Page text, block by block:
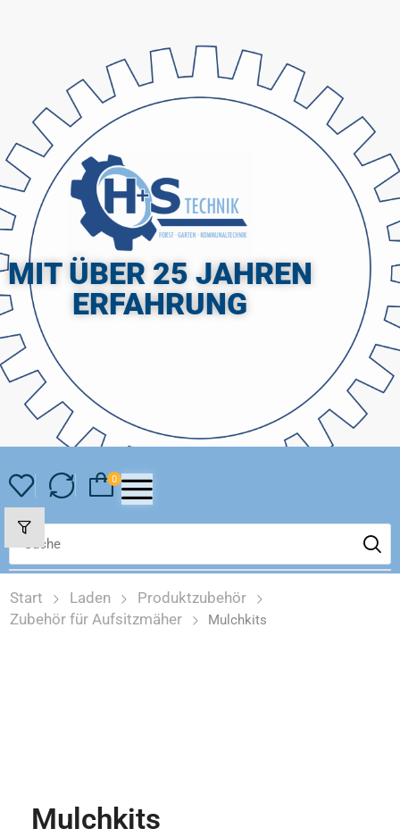
MIT ÜBER 25 JAHREN
ERFAHRUNG
0
Start Laden
Produktzubehör
Zubehör für Aufsitzmäher
Mulchkits
Mulchkits